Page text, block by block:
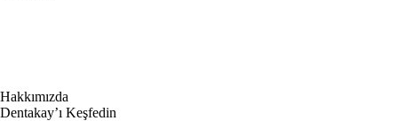
Hakkımızda
Dentakay’ı Keşfedin